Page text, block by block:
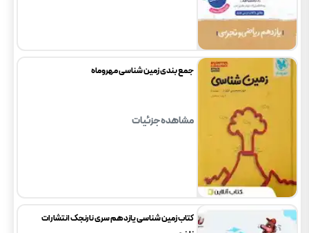
جمع بندی زمین شناسی مهروماه
مشاهده جزئیات
کتاب زمین شناسی یازدهم سری نارنجک انتشارات